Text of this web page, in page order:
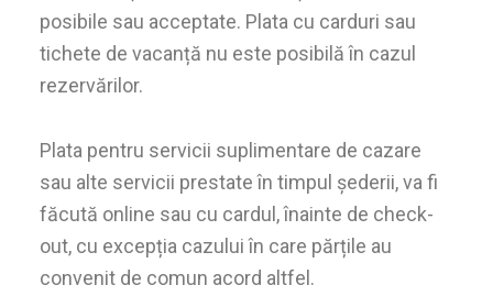
posibile sau acceptate. Plata cu carduri sau
tichete de vacanță nu este posibilă în cazul
rezervărilor.
Plata pentru servicii suplimentare de cazare
sau alte servicii prestate în timpul șederii, va fi
făcută online sau cu cardul, înainte de check-
out, cu excepția cazului în care părțile au
convenit de comun acord altfel.